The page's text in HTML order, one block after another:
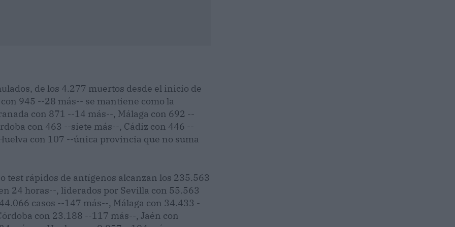
de los 4.277 muertos desde el inicio de
945 --28 más-- se mantiene como la
con 871 --14 más--, Málaga con 692 --
con 463 --siete más--, Cádiz con 446 --
con 107 --única provincia que no suma
test rápidos de antígenos alcanzan los 235.563
24 horas--, liderados por Sevilla con 55.563
casos --147 más--, Málaga con 34.433 -
con 23.188 --117 más--, Jaén con